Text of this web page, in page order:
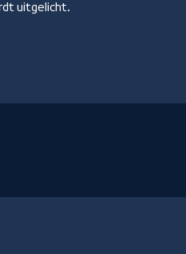
uitgelicht.